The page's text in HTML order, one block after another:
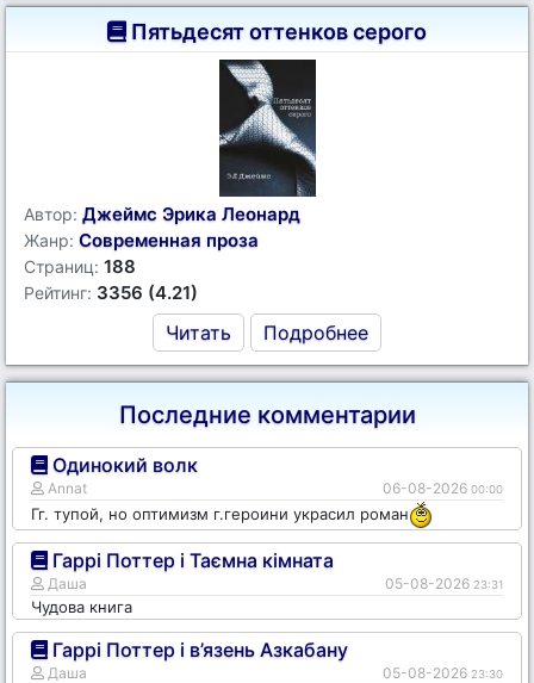
Пятьдесят оттенков серого
Автор: Джеймс Эрика Леонард
Жанр: Современная проза
Страниц: 188
Рейтинг: 3356 (4.21)
Читать Подробнее
Последние комментарии
Одинокий волк
Annat 06-08-2026 00:00
Гг. тупой, но оптимизм г.героини украсил роман
Гаррі Поттер і Таємна кімната
Даша 05-08-2026 23:31
Чудова книга
Гаррі Поттер і в’язень Азкабану
Даша 05-08-2026 23:30